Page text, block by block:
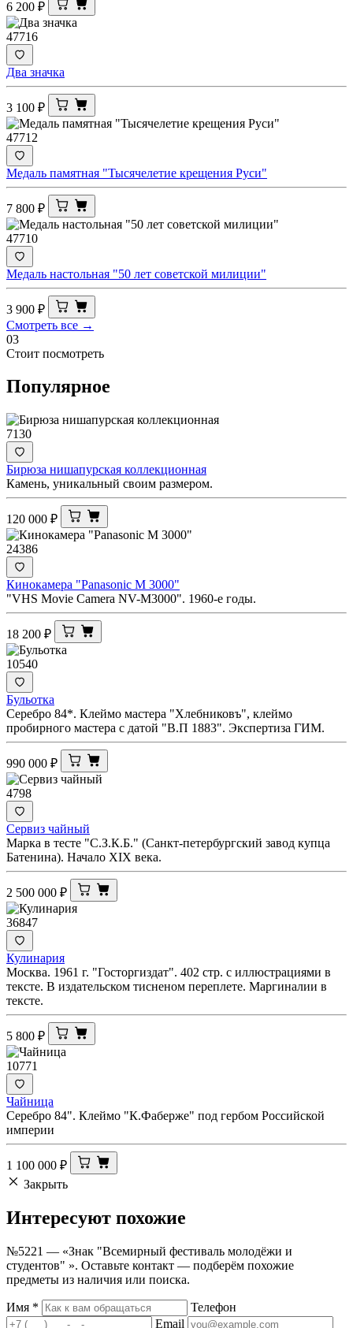
6 200 ₽
47716
Два значка
3 100 ₽
47712
Медаль памятная "Тысячелетие крещения Руси"
7 800 ₽
47710
Медаль настольная "50 лет советской милиции"
3 900 ₽
Смотреть все →
03
Стоит посмотреть
Популярное
7130
Бирюза нишапурская коллекционная
Камень, уникальный своим размером.
120 000 ₽
24386
Кинокамера "Panasonic M 3000"
"VHS Movie Camera NV-M3000". 1960-е годы.
18 200 ₽
10540
Бульотка
Серебро 84*. Клеймо мастера "Хлебниковъ", клеймо
пробирного мастера с датой "В.П 1883". Экспертиза ГИМ.
990 000 ₽
4798
Сервиз чайный
Марка в тесте "С.З.К.Б." (Санкт-петербургский завод купца
Батенина). Начало XIX века.
2 500 000 ₽
36847
Кулинария
Москва. 1961 г. "Госторгиздат". 402 стр. с иллюстрациями в
тексте. В издательском тисненом переплете. Маргиналии в
тексте.
5 800 ₽
10771
Чайница
Серебро 84". Клеймо "К.Фаберже" под гербом Российской
империи
1 100 000 ₽
Закрыть
Интересуют похожие
№5221 — «Знак "Всемирный фестиваль молодёжи и
студентов" ». Оставьте контакт — подберём похожие
предметы из наличия или поиска.
Имя *
Телефон
Email